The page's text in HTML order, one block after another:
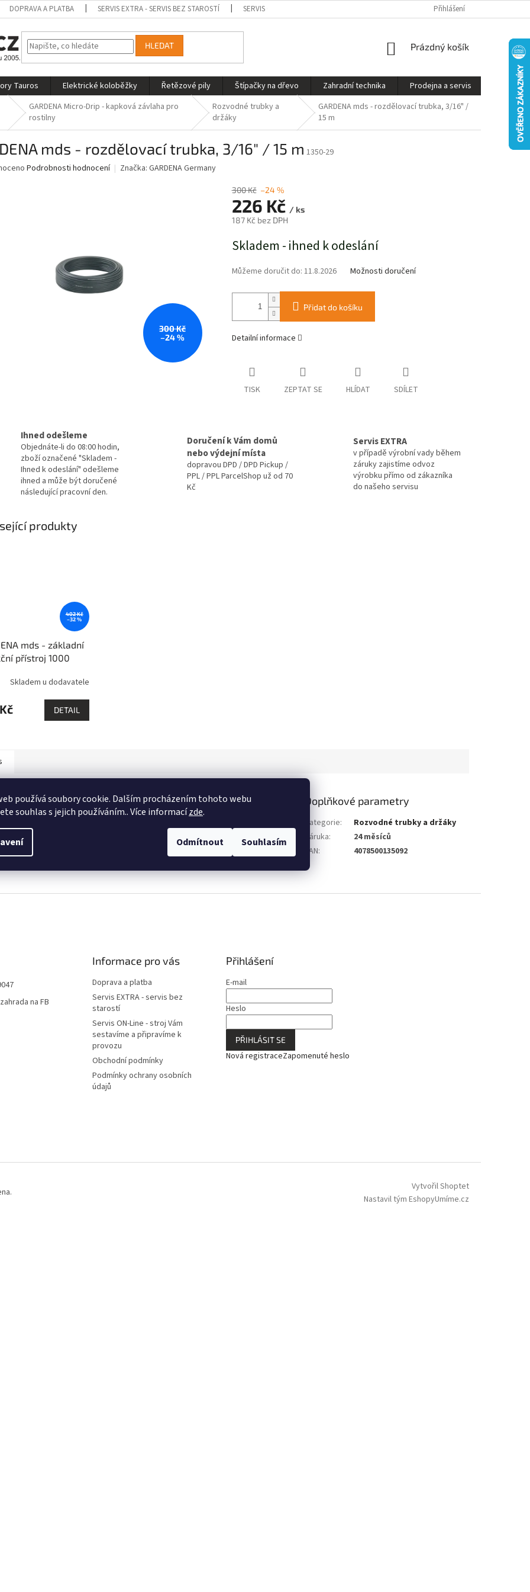
používá soubory cookie. Dalším procházením tohoto webu
souhlas s jejich používáním.. Více informacízde.
Odmítnout Souhlasím
DOPRAVA A PLATBA SERVIS EXTRA - SERVIS BEZ STAROSTÍ SERVIS ON-LINE - STROJ VÁM SESTAVÍME A PŘIPRAVÍME K PROVOZU
Přihlášení
HLEDAT
NÁKUPNÍ
Prázdný košík
Tauros Elektrické koloběžky Řetězové pily Štípačky na dřevo Zahradní technika Prodejna a servis Kontakty
GARDENA Micro-Drip - kapková závlaha pro
rostilny
Rozvodné trubky a
držáky
GARDENA mds - rozdělovací trubka, 3/16" /
15 m
mds - rozdělovací trubka, 3/16" / 15 m 1350-29
Podrobnosti hodnocení Značka: GARDENA Germany
300 Kč
–24 %
300 Kč –24 %
226 Kč / ks
187 Kč bez DPH
cena:
Skladem - ihned k odeslání
Můžeme doručit do: 11.8.2026 Možnosti doručení
Přidat do košíku
Detailní informace
TISK ZEPTAT SE HLÍDAT SDÍLET
Ihned odešleme
Objednáte-li do 08:00 hodin,
zboží označené "Skladem -
Ihned k odeslání" odešleme
ihned a může být doručené
následující pracovní den.
Doručení k Vám domů
nebo výdejní místa
dopravou DPD / DPD Pickup /
PPL / PPL ParcelShop už od 70
Kč
Servis EXTRA
v případě výrobní vady během
záruky zajistíme odvoz
výrobku přímo od zákazníka
do našeho servisu
produkty
402 Kč
–32 %
mds - základní
přístroj 1000
Skladem u dodavatele
DETAIL
popis produktu
Přiváděcí trubka pro kapače a rozprašovací trysky.
Nepropouští světlo a stabilizováno proti UV.
Pokládka možná nad i pod zemí.
Doplňkové parametry
Kategorie:
Rozvodné trubky a držáky
Záruka:
24 měsíců
EAN: 4078500135092
na FB
Informace pro vás
Doprava a platba
Servis EXTRA - servis bez
starostí
Servis ON-Line - stroj Vám
sestavíme a připravíme k
provozu
Obchodní podmínky
Podmínky ochrany osobních
údajů
Přihlášení
E-mail
Heslo
PŘIHLÁSIT SE
Nová registraceZapomenuté heslo
Vytvořil Shoptet
Nastavil tým EshopyUmíme.cz